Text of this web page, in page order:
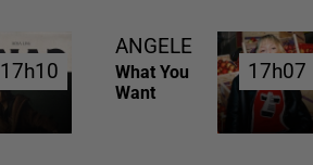
17h10
17h10
ANGELE
What You
Want
17h07
17h07